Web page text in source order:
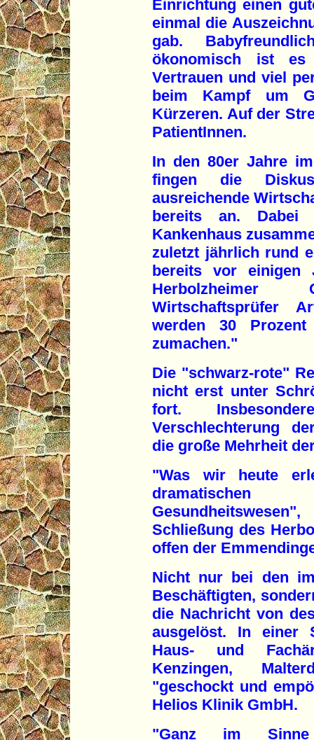
Einrichtung einen
einmal die
gab.
ökonomisch ist
Vertrauen und viel
beim Kampf um
Kürzeren. Auf der
PatientInnen.
In den 80er Jahre
fingen die
ausreichende
bereits an. Dabei
Kankenhaus
zuletzt jährlich rund
bereits vor einigen
Herbolzheimer
Wirtschaftsprüfer
werden 30
zumachen."
Die "schwarz-rote"
nicht erst unter
fort.
Verschlechterung
die große Mehrheit
"Was wir heute
Schließung des
offen der
Nicht nur bei den
Beschäftigten,
die Nachricht von
ausgelöst. In einer
Haus- und
Kenzingen,
"geschockt und
Helios Klinik GmbH.
"Ganz im